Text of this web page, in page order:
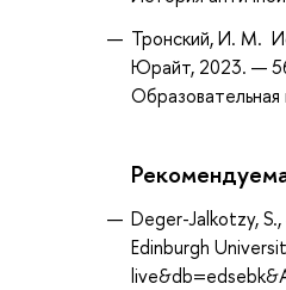
Тронский, И. М.
Юрайт, 2023. —
Deger-Jalkotzy,
Edinburgh